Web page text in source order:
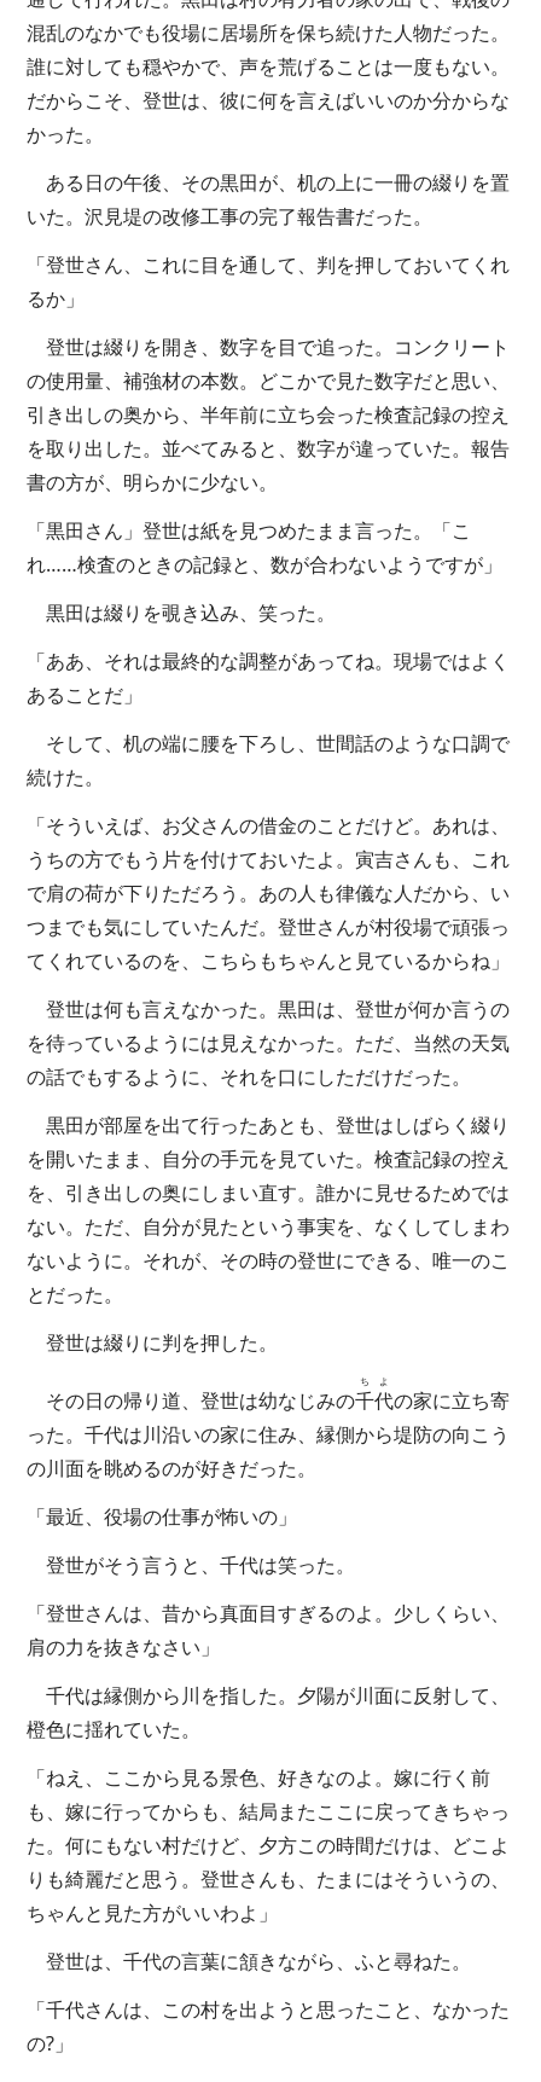
混乱のなかでも役場に居場所を保ち続けた人物だった。
誰に対しても穏やかで、声を荒げることは一度もない。
だからこそ、登世は、彼に何を言えばいいのか分からな
かった。
ある日の午後、その黒田が、机の上に一冊の綴りを置
いた。沢見堤の改修工事の完了報告書だった。
「登世さん、これに目を通して、判を押しておいてくれ
るか」
登世は綴りを開き、数字を目で追った。コンクリート
の使用量、補強材の本数。どこかで見た数字だと思い、
引き出しの奥から、半年前に立ち会った検査記録の控え
を取り出した。並べてみると、数字が違っていた。報告
書の方が、明らかに少ない。
「黒田さん」登世は紙を見つめたまま言った。「こ
れ……検査のときの記録と、数が合わないようですが」
黒田は綴りを覗き込み、笑った。
「ああ、それは最終的な調整があってね。現場ではよく
あることだ」
そして、机の端に腰を下ろし、世間話のような口調で
続けた。
「そういえば、お父さんの借金のことだけど。あれは、
うちの方でもう片を付けておいたよ。寅吉さんも、これ
で肩の荷が下りただろう。あの人も律儀な人だから、い
つまでも気にしていたんだ。登世さんが村役場で頑張っ
てくれているのを、こちらもちゃんと見ているからね」
登世は何も言えなかった。黒田は、登世が何か言うの
を待っているようには見えなかった。ただ、当然の天気
の話でもするように、それを口にしただけだった。
黒田が部屋を出て行ったあとも、登世はしばらく綴り
を開いたまま、自分の手元を見ていた。検査記録の控え
を、引き出しの奥にしまい直す。誰かに見せるためでは
ない。ただ、自分が見たという事実を、なくしてしまわ
ないように。それが、その時の登世にできる、唯一のこ
とだった。
登世は綴りに判を押した。
その日の帰り道、登世は幼なじみの千代
ちよ
の家に立ち寄
った。千代は川沿いの家に住み、縁側から堤防の向こう
の川面を眺めるのが好きだった。
「最近、役場の仕事が怖いの」
登世がそう言うと、千代は笑った。
「登世さんは、昔から真面目すぎるのよ。少しくらい、
肩の力を抜きなさい」
千代は縁側から川を指した。夕陽が川面に反射して、
橙色に揺れていた。
「ねえ、ここから見る景色、好きなのよ。嫁に行く前
も、嫁に行ってからも、結局またここに戻ってきちゃっ
た。何にもない村だけど、夕方この時間だけは、どこよ
りも綺麗だと思う。登世さんも、たまにはそういうの、
ちゃんと見た方がいいわよ」
登世は、千代の言葉に頷きながら、ふと尋ねた。
「千代さんは、この村を出ようと思ったこと、なかった
の?」